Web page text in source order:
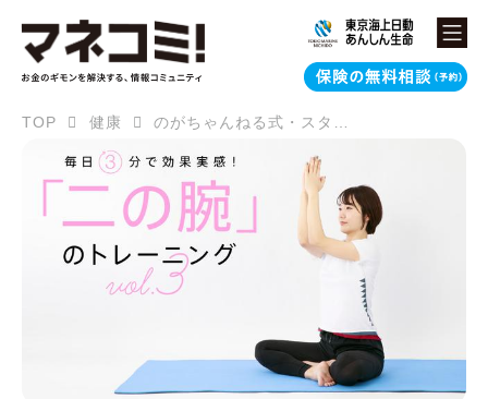
TOP 健康 のがちゃんねる式・スタイルアップ筋トレ#3 毎日3分で効果実感！「二の腕」のトレーニング